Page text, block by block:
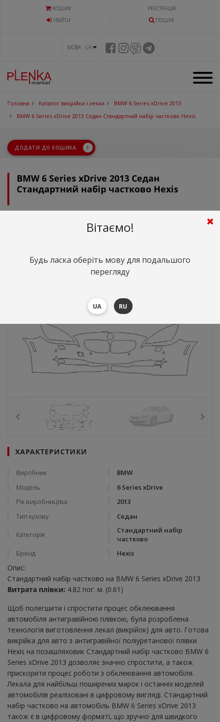
КОШИК
РЕЄСТРАЦІЯ
УВIЙТИ
ПОШУК
МОВА UA
Головна Каталог викрійки і лекал
BMW 6 Series xDrive 2013
BMW 6 Series xDrive 2013 Седан Стандартний набір частково Hexis
ДОДАТИ ДО КОШИКА
BMW 6 Series xDrive 2013 Седан
Стандартний набір частково Hexis
грн. ($173.52)
ХАРАКТЕРИСТИКИ
Виробник
BMW
Модель
6 Series xDrive
Рік виробництва
2013
Тип кузову
Седан
Категорія
Стандартний набір
частково
Бренд
Hexis
Опис:
Стандартний набір частково на BMW 6 Series xDrive 2013
Витрата плівки: 4.82 пог. м. (0.61)
Щоб полегшити і спростити процес обклеювання
автомобіля антигравійною плівкою, була розроблена
технологія виготовлення лекал (викрійок) для авто. Готова
викрійка для авто з антигравійної поліуретанової плівки
Hexis на позашляховик Стандартний набір частково BMW 6
Series xDrive 2013 дозволяє значно спростити, а також
прискорити процес роботи з обклеювання автомобіля.
Лекала для найбільш поширених марок і останніх моделей
автомобілів реалізовані в цифровому вигляді. Стандартний
набір частково на автомобіль BMW 6 Series xDrive 2013
також є в цифровому форматі, що зручно для швидкого
Вітаємо!
Будь ласка оберіть мову для подальшого
перегляду
UA RU